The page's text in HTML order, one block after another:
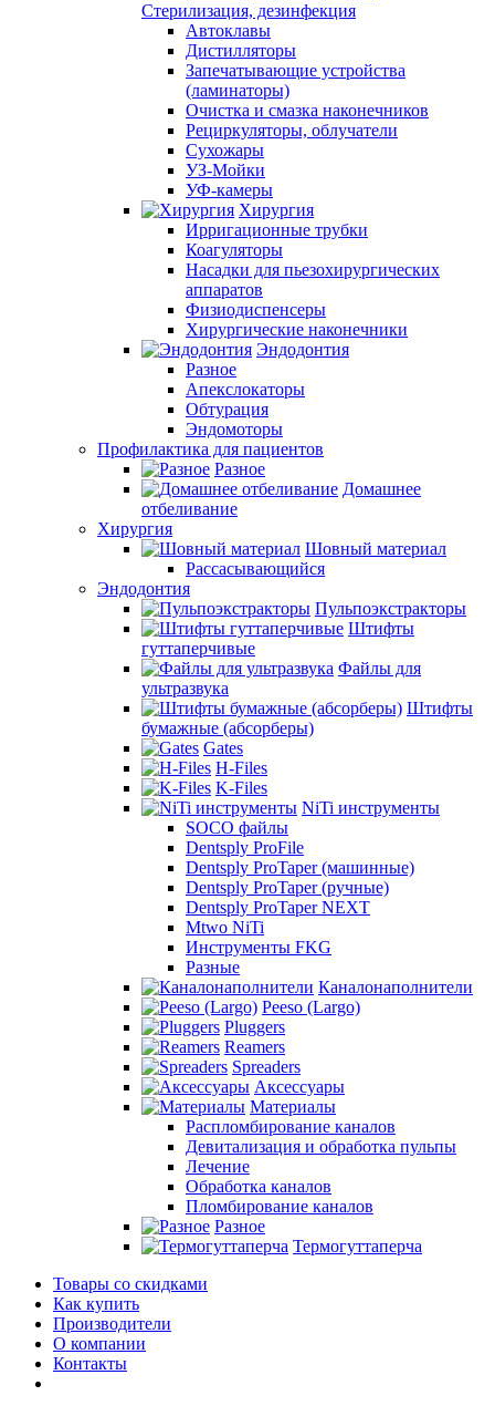
Стерилизация, дезинфекция
Автоклавы
Дистилляторы
Запечатывающие устройства
(ламинаторы)
Очистка и смазка наконечников
Рециркуляторы, облучатели
Сухожары
УЗ-Мойки
УФ-камеры
Хирургия
Ирригационные трубки
Коагуляторы
Насадки для пьезохирургических
аппаратов
Физиодиспенсеры
Хирургические наконечники
Эндодонтия
Разное
Апекслокаторы
Обтурация
Эндомоторы
Профилактика для пациентов
Разное
Домашнее
отбеливание
Хирургия
Шовный материал
Рассасывающийся
Эндодонтия
Пульпоэкстракторы
Штифты
гуттаперчивые
Файлы для
ультразвука
Штифты
бумажные (абсорберы)
Gates
H-Files
K-Files
NiTi инструменты
SOCO файлы
Dentsply ProFile
Dentsply ProTaper (машинные)
Dentsply ProTaper (ручные)
Dentsply ProTaper NEXT
Mtwo NiTi
Инструменты FKG
Разные
Каналонаполнители
Peeso (Largo)
Pluggers
Reamers
Spreaders
Аксессуары
Материалы
Распломбирование каналов
Девитализация и обработка пульпы
Лечение
Обработка каналов
Пломбирование каналов
Разное
Термогуттаперча
Товары со скидками
Как купить
Производители
О компании
Контакты